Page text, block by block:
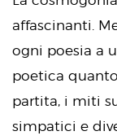
affascinanti.
ogni poesia a
poetica
partita, i miti
simpatici e